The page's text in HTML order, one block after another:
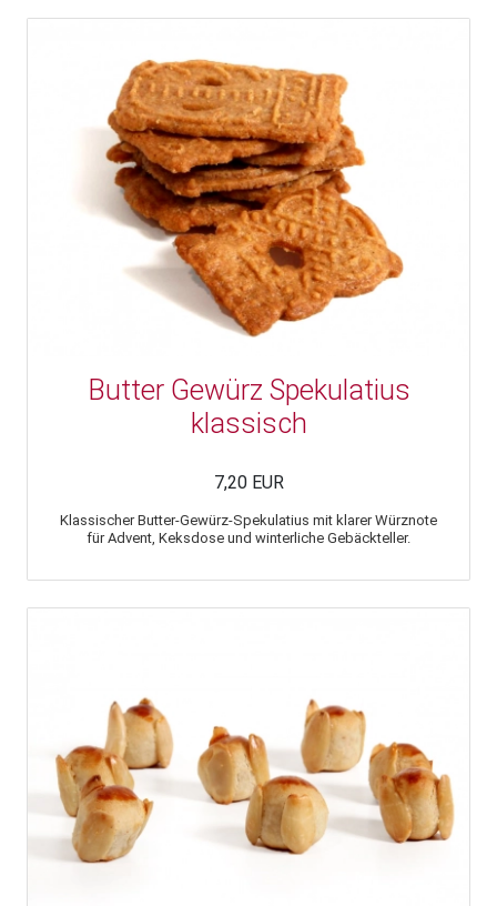
Butter Gewürz Spekulatius
klassisch
7,20 EUR
Klassischer Butter-Gewürz-Spekulatius mit klarer Würznote
für Advent, Keksdose und winterliche Gebäckteller.